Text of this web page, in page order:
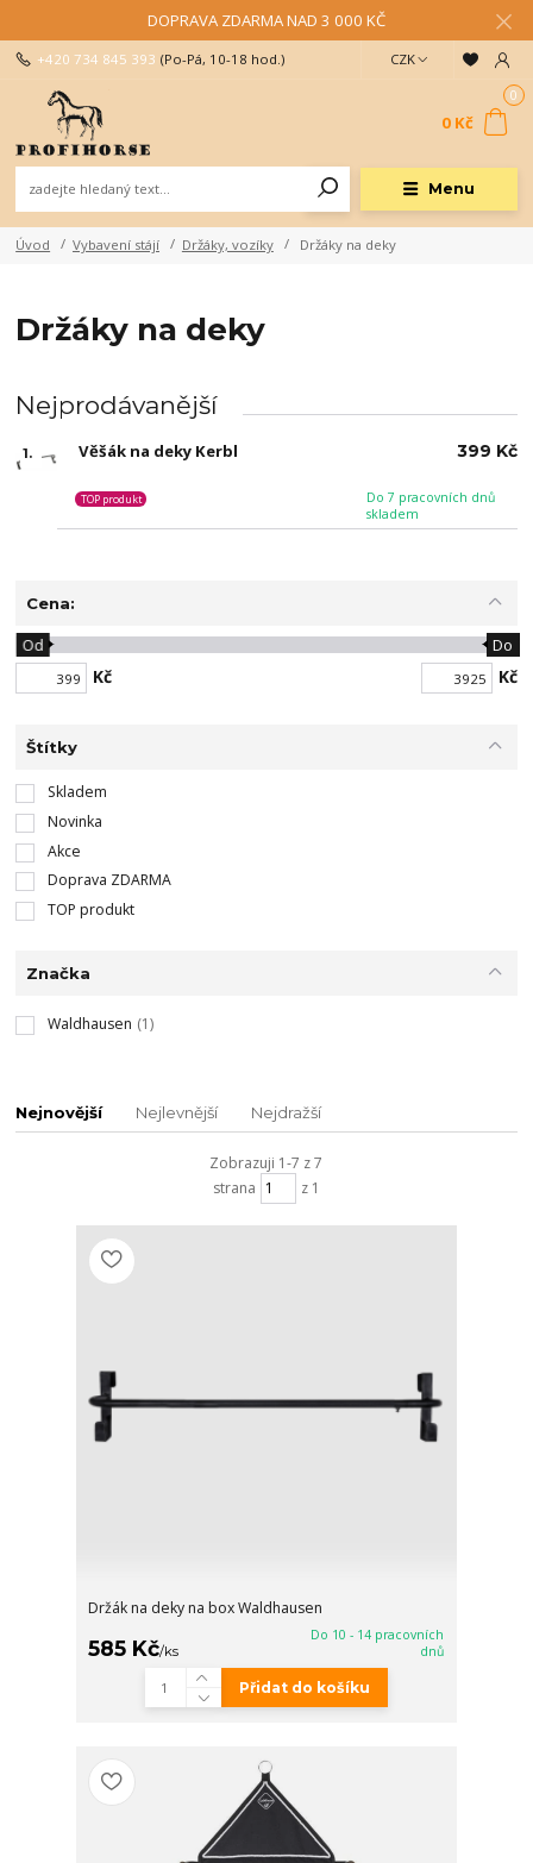
DOPRAVA ZDARMA NAD 3 000 KČ
Menu
CZK
+420 734 845 393 (Po-Pá, 10-18 hod.)
0
0 Kč
Úvod Vybavení stájí Držáky, vozíky Držáky na deky
Držáky na deky
Nejprodávanější
1. Věšák na deky Kerbl
Do 7 pracovních dnů
skladem
TOP produkt
399 Kč
Cena:
Kč
Od Do
Kč
Štítky
Skladem
Novinka
Akce
Doprava ZDARMA
TOP produkt
Značka
Waldhausen (1)
Nejnovější Nejlevnější Nejdražší
Zobrazuji 1-7 z 7
strana
z 1
Držák na deky na box Waldhausen
585 Kč/ks
Do 10 - 14 pracovních
dnů
Přidat do košíku